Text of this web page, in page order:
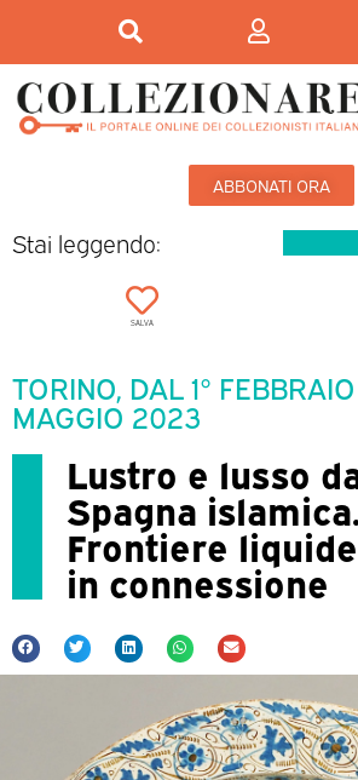
ABBONATI ORA
Stai leggendo:
SALVA
TORINO, DAL 1°
MAGGIO 2023
Lustro e lusso
Spagna islamica.
Frontiere
in connessione